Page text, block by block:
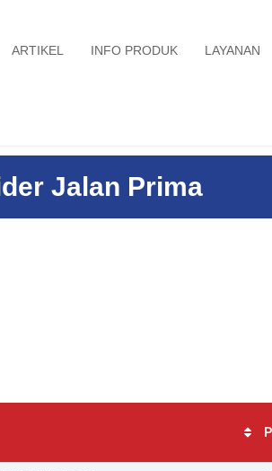
ARTIKEL INFO PRODUK LAYANAN
Jalan Prima